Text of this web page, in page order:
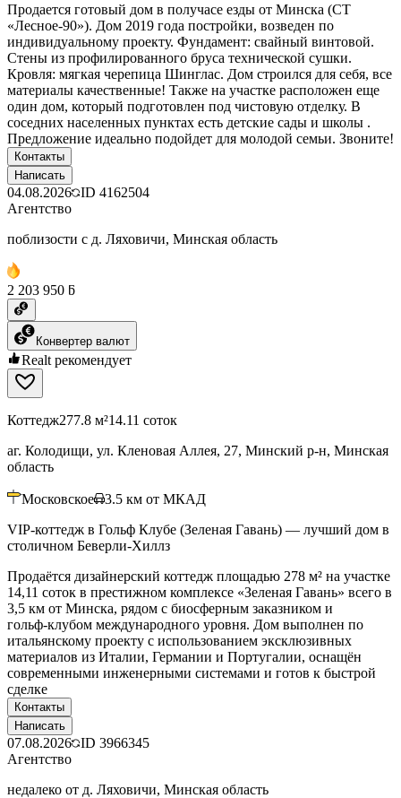
Продается готовый дом в получасе езды от Минска (СТ
«Лесное-90»). Дом 2019 года постройки, возведен по
индивидуальному проекту. Фундамент: свайный винтовой.
Стены из профилированного бруса технической сушки.
Кровля: мягкая черепица Шинглас. Дом строился для себя, все
материалы качественные! Также на участке расположен еще
один дом, который подготовлен под чистовую отделку. В
соседних населенных пунктах есть детские сады и школы .
Предложение идеально подойдет для молодой семьи. Звоните!
Контакты
Написать
04.08.2026 ID 4162504
Агентство
поблизости с д. Ляховичи, Минская область
2 203 950 ƃ
Конвертер валют
Realt рекомендует
Коттедж277.8 м²14.11 соток
аг. Колодищи, ул. Кленовая Аллея, 27, Минский р-н, Минская
область
Московское 3.5 км от МКАД
VIP-коттедж в Гольф Клубе (Зеленая Гавань) — лучший дом в
столичном Беверли-Хиллз
Продаётся дизайнерский коттедж площадью 278 м² на участке
14,11 соток в престижном комплексе «Зеленая Гавань» всего в
3,5 км от Минска, рядом с биосферным заказником и
гольф‑клубом международного уровня. Дом выполнен по
итальянскому проекту с использованием эксклюзивных
материалов из Италии, Германии и Португалии, оснащён
современными инженерными системами и готов к быстрой
сделке
Контакты
Написать
07.08.2026 ID 3966345
Агентство
недалеко от д. Ляховичи, Минская область